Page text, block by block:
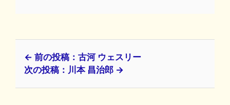
← 前の投稿：古河 ウェスリー
次の投稿：川本 昌治郎 →